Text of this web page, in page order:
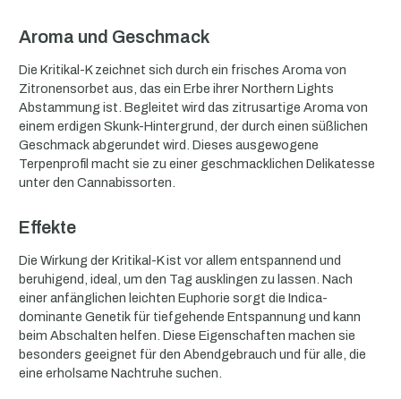
Aroma und Geschmack
Die Kritikal-K zeichnet sich durch ein frisches Aroma von
Zitronensorbet aus, das ein Erbe ihrer Northern Lights
Abstammung ist. Begleitet wird das zitrusartige Aroma von
einem erdigen Skunk-Hintergrund, der durch einen süßlichen
Geschmack abgerundet wird. Dieses ausgewogene
Terpenprofil macht sie zu einer geschmacklichen Delikatesse
unter den Cannabissorten.
Effekte
Die Wirkung der Kritikal-K ist vor allem entspannend und
beruhigend, ideal, um den Tag ausklingen zu lassen. Nach
einer anfänglichen leichten Euphorie sorgt die Indica-
dominante Genetik für tiefgehende Entspannung und kann
beim Abschalten helfen. Diese Eigenschaften machen sie
besonders geeignet für den Abendgebrauch und für alle, die
eine erholsame Nachtruhe suchen.